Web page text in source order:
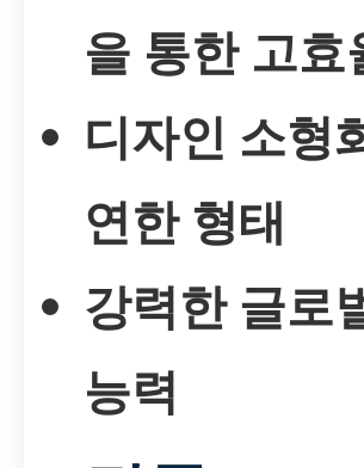
을 통한 고효
디자인 소형
연한 형태
강력한 글로
능력